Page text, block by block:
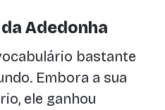
Adedonha
bastante
Embora a sua
ele ganhou